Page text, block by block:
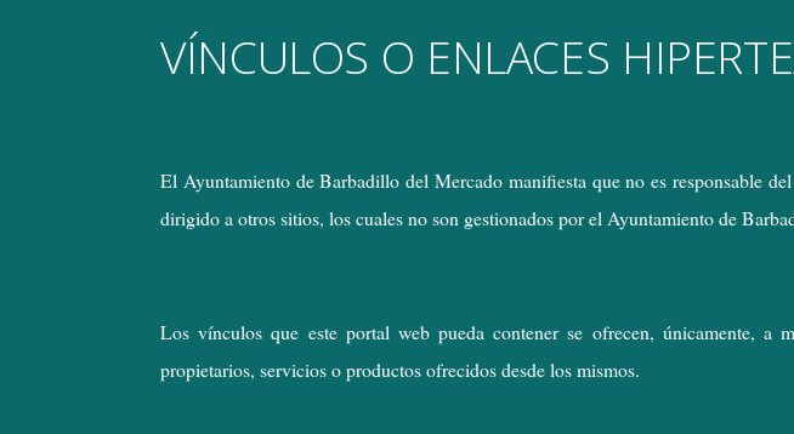
VÍNCULOS O ENLACES
El Ayuntamiento de Barbadillo del Mercado manifiesta que no es responsable
dirigido a otros sitios, los cuales no son gestionados por el Ayuntamiento de
Los vínculos que este portal web pueda contener se ofrecen, únicamente, a
propietarios, servicios o productos ofrecidos desde los mismos.